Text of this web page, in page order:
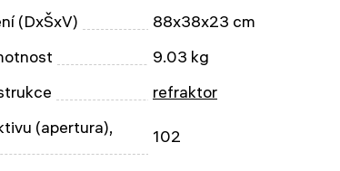
(DxŠxV)
88x38x23 cm
9.03 kg
refraktor
(apertura),
102